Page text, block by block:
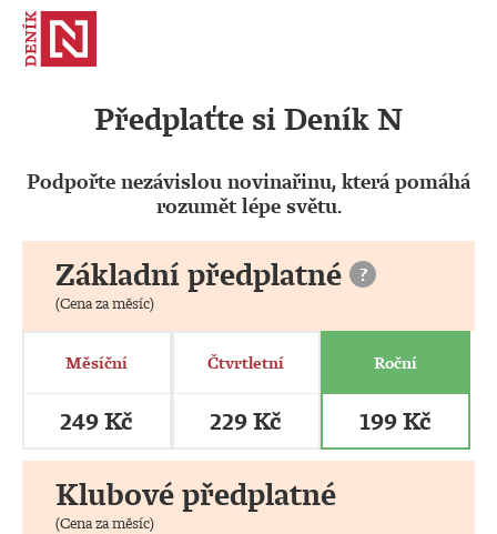
Předplaťte si Deník N
Podpořte nezávislou novinařinu, která pomáhá
rozumět lépe světu.
Základní předplatné ?
(Cena za měsíc)
Měsíční
249 Kč
Čtvrtletní
229 Kč
Roční
199 Kč
Klubové předplatné
(Cena za měsíc)